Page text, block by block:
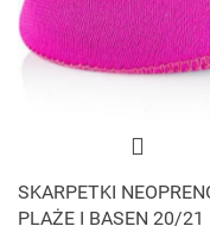
SKARPETKI
PLAŻE I BASEN 20/21